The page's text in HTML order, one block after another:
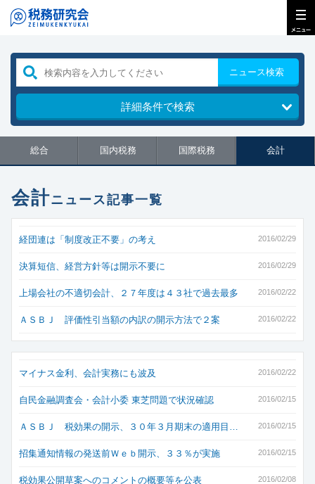
ニュース検索
詳細条件で検索
総合 国内税務 国際税務 会計
会計ニュース記事一覧
2016/02/29
経団連は「制度改正不要」の考え
2016/02/29
決算短信、経営方針等は開示不要に
2016/02/22
上場会社の不適切会計、２７年度は４３社で過去最多
2016/02/22
ＡＳＢＪ 評価性引当額の内訳の開示方法で２案
2016/02/22
マイナス金利、会計実務にも波及
2016/02/15
自民金融調査会・会計小委 東芝問題で状況確認
2016/02/15
ＡＳＢＪ 税効果の開示、３０年３月期末の適用目…
2016/02/15
招集通知情報の発送前Ｗｅｂ開示、３３％が実施
2016/02/08
税効果公開草案へのコメントの概要等を公表